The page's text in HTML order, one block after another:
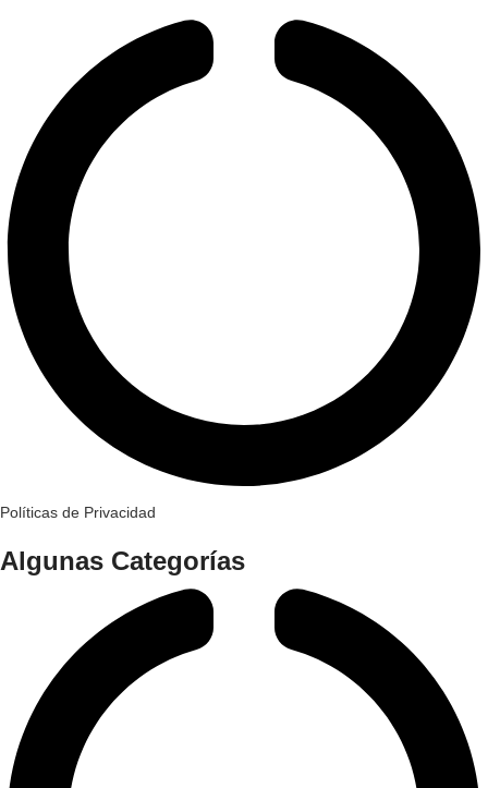
Políticas de Privacidad
Algunas Categorías